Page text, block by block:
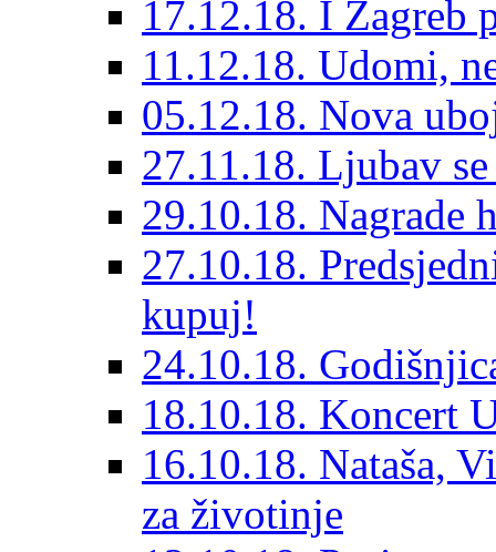
17.12.18. I Zagreb
11.12.18. Udomi,
05.12.18. Nova
27.11.18. Ljubav
29.10.18. Nagrade
27.10.18.
kupuj!
24.10.18.
18.10.18. Koncert
16.10.18. Nataša,
za životinje